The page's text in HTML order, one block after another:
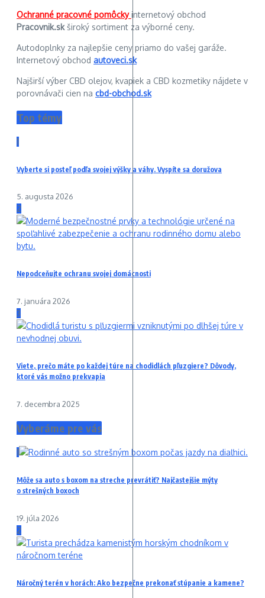
Ochranné pracovné pomôckyinternetový obchod
Pracovnik.skširoký sortiment za výborné ceny.
Autodoplnky za najlepšie ceny priamo do vašej garáže.
Internetový obchod autoveci.sk
Najširší výber CBD olejov, kvapiek a CBD kozmetiky nájdete v
porovnávači cien na cbd-obchod.sk
Top témy
1
Vyberte si posteľ podľa svojej výšky a váhy. Vyspíte sa doružova
5. augusta 2026
2
Nepodceňujte ochranu svojej domácnosti
7. januára 2026
3
Viete, prečo máte po každej túre na chodidlách pľuzgiere? Dôvody,
ktoré vás možno prekvapia
7. decembra 2025
Vyberáme pre vás
1
Môže sa auto s boxom na streche prevrátiť? Najčastejšie mýty
o strešných boxoch
19. júla 2026
2
Náročný terén v horách: Ako bezpečne prekonať stúpanie a kamene?